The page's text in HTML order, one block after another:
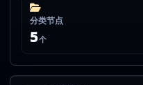
分类节点
5个